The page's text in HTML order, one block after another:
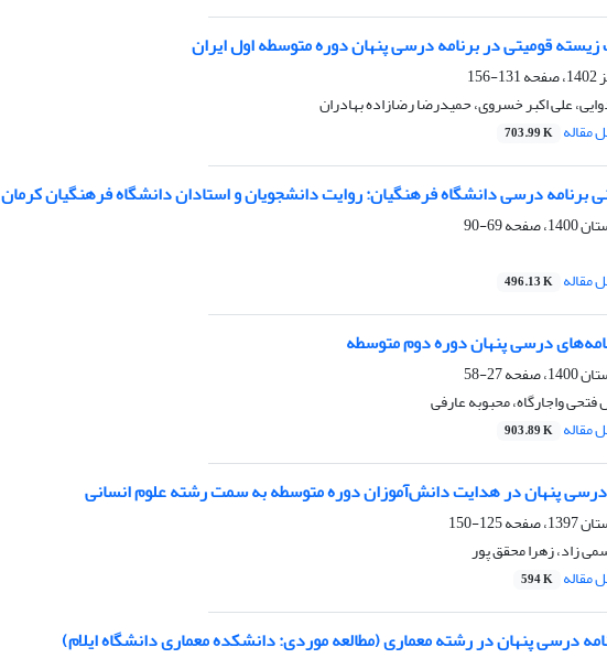
قومیتی در برنامه درسی پنهان دوره متوسطه اول ایران
131-156
علی اکبر خسروی، حمیدرضا رضازاده بهادران
مقاله 703.99 K
برنامه درسی دانشگاه فرهنگیان: روایت دانشجویان و استادان دانشگاه فرهنگیان کرمان
69-90
مقاله 496.13 K
درسی پنهان دوره دوم متوسطه
27-58
واجارگاه، محبوبه عارفی
مقاله 903.89 K
پنهان در هدایت دانش‌آموزان دوره متوسطه به سمت رشته علوم انسانی
125-150
زاد، زهرا محقق پور
مقاله 594 K
درسی پنهان در رشته معماری (مطالعه موردی: دانشکده معماری دانشگاه ایلام)